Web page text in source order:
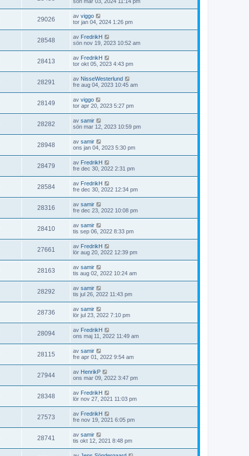
29026 av viggo
tor jan 04, 2024 1:26 pm
28548 av FredrikH
sön nov 19, 2023 10:52 am
28413 av FredrikH
tor okt 05, 2023 4:43 pm
28291 av NisseWesterlund
fre aug 04, 2023 10:45 am
28149 av viggo
tor apr 20, 2023 5:27 pm
28282 av samir
sön mar 12, 2023 10:59 pm
28948 av samir
ons jan 04, 2023 5:30 pm
28479 av FredrikH
fre dec 30, 2022 2:31 pm
28584 av FredrikH
fre dec 30, 2022 12:34 pm
28316 av samir
fre dec 23, 2022 10:08 pm
28410 av samir
tis sep 06, 2022 8:33 pm
27661 av FredrikH
lör aug 20, 2022 12:39 pm
28163 av samir
tis aug 02, 2022 10:24 am
28292 av samir
tis jul 26, 2022 11:43 pm
28736 av samir
lör jul 23, 2022 7:10 pm
28094 av FredrikH
ons maj 11, 2022 11:49 am
28115 av samir
fre apr 01, 2022 9:54 am
27944 av HenrikP
ons mar 09, 2022 3:47 pm
28348 av FredrikH
lör nov 27, 2021 11:03 pm
27573 av FredrikH
fre nov 19, 2021 6:05 pm
28741 av samir
tis okt 12, 2021 8:48 pm